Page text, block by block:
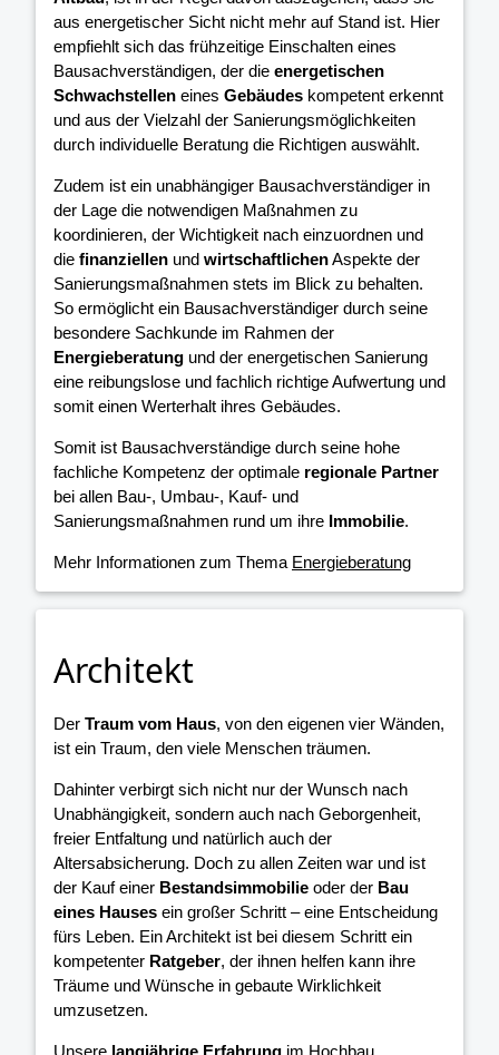
aus energetischer Sicht nicht mehr auf Stand ist. Hier
empfiehlt sich das frühzeitige Einschalten eines
Bausachverständigen, der die energetischen
Schwachstellen eines Gebäudes kompetent erkennt
und aus der Vielzahl der Sanierungsmöglichkeiten
durch individuelle Beratung die Richtigen auswählt.
Zudem ist ein unabhängiger Bausachverständiger in
der Lage die notwendigen Maßnahmen zu
koordinieren, der Wichtigkeit nach einzuordnen und
die finanziellen und wirtschaftlichenAspekte der
Sanierungsmaßnahmen stets im Blick zu behalten.
So ermöglicht ein Bausachverständiger durch seine
besondere Sachkunde im Rahmen der
Energieberatung und der energetischen Sanierung
eine reibungslose und fachlich richtige Aufwertung und
somit einen Werterhalt ihres Gebäudes.
Somit ist Bausachverständige durch seine hohe
fachliche Kompetenz der optimale regionale Partner
bei allen Bau-, Umbau-, Kauf- und
Sanierungsmaßnahmen rund um ihre Immobilie.
Mehr Informationen zum Thema Energieberatung
Architekt
Der Traum vom Haus, von den eigenen vier Wänden,
ist ein Traum, den viele Menschen träumen.
Dahinter verbirgt sich nicht nur der Wunsch nach
Unabhängigkeit, sondern auch nach Geborgenheit,
freier Entfaltung und natürlich auch der
Altersabsicherung. Doch zu allen Zeiten war und ist
der Kauf einer Bestandsimmobilie oder der Bau
eines Hauses ein großer Schritt – eine Entscheidung
fürs Leben. Ein Architekt ist bei diesem Schritt ein
kompetenter Ratgeber, der ihnen helfen kann ihre
Träume und Wünsche in gebaute Wirklichkeit
umzusetzen.